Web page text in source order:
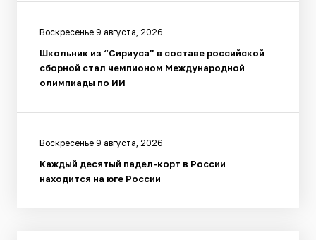
Воскресенье 9 августа, 2026
Школьник из “Сириуса” в составе российской
сборной стал чемпионом Международной
олимпиады по ИИ
Воскресенье 9 августа, 2026
Каждый десятый падел-корт в России
находится на юге России